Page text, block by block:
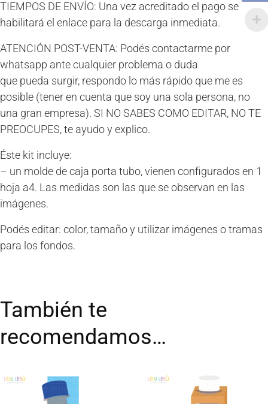
TIEMPOS DE ENVÍO: Una vez acreditado el pago se
habilitará el enlace para la descarga inmediata.
ATENCIÓN POST-VENTA: Podés contactarme por
whatsapp ante cualquier problema o duda
que pueda surgir, respondo lo más rápido que me es
posible (tener en cuenta que soy una sola persona, no
una gran empresa). SI NO SABES COMO EDITAR, NO TE
PREOCUPES, te ayudo y explico.
Éste kit incluye:
– un molde de caja porta tubo, vienen configurados en 1
hoja a4. Las medidas son las que se observan en las
imágenes.
Podés editar: color, tamaño y utilizar imágenes o tramas
para los fondos.
También te
recomendamos…